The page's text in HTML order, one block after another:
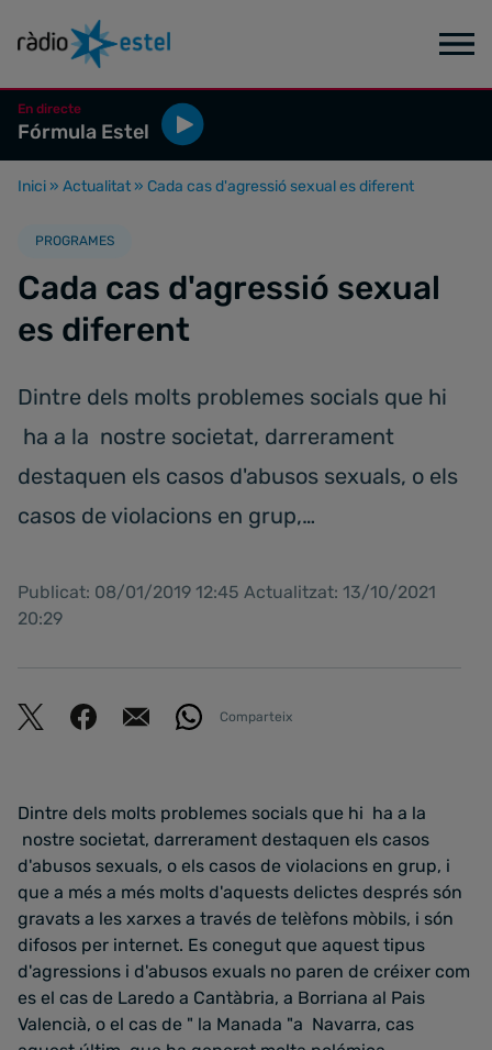
En directe
Fórmula Estel
Inici » Actualitat » Cada cas d'agressió sexual es diferent
PROGRAMES
Cada cas d'agressió sexual
es diferent
Dintre dels molts problemes socials que hi
ha a la nostre societat, darrerament
destaquen els casos d'abusos sexuals, o els
casos de violacions en grup,…
Publicat: 08/01/2019 12:45 Actualitzat: 13/10/2021
20:29
Comparteix
Dintre dels molts problemes socials que hi ha a la
nostre societat, darrerament destaquen els casos
d'abusos sexuals, o els casos de violacions en grup, i
que a més a més molts d'aquests delictes després són
gravats a les xarxes a través de telèfons mòbils, i són
difosos per internet. Es conegut que aquest tipus
d'agressions i d'abusos exuals no paren de créixer com
es el cas de Laredo a Cantàbria, a Borriana al Pais
Valencià, o el cas de " la Manada "a Navarra, cas